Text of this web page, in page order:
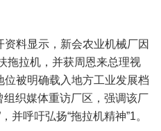
料显示，新会农业机械厂因
拖拉机，并获周恩来总理视
被明确载入地方工业发展档
织媒体重访厂区，强调该厂
并呼吁弘扬“拖拉机精神”1。